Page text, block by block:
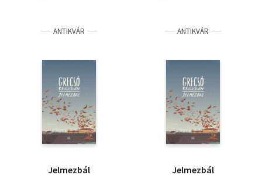
ANTIKVÁR
Jelmezbál
ANTIKVÁR
Jelmezbál